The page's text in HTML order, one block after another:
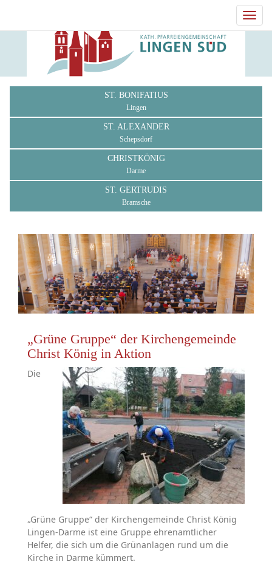
ST. BONIFATIUS
Lingen
ST. ALEXANDER
Schepsdorf
CHRISTKÖNIG
Darme
ST. GERTRUDIS
Bramsche
„Grüne Gruppe“ der Kirchengemeinde
Christ König in Aktion
Die
„Grüne Gruppe“ der Kirchengemeinde Christ König
Lingen-Darme ist eine Gruppe ehrenamtlicher
Helfer, die sich um die Grünanlagen rund um die
Kirche in Darme kümmert.